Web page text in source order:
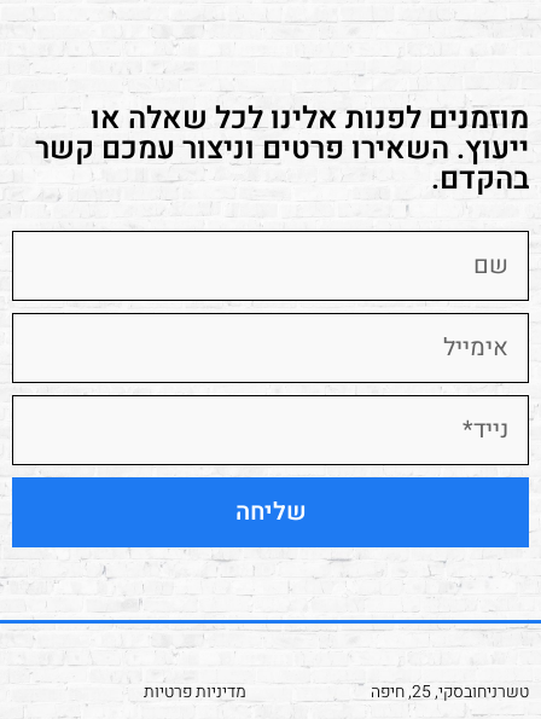
מוזמנים לפנות אלינו לכל שאלה או
ייעוץ. השאירו פרטים וניצור עמכם קשר
בהקדם.
שליחה
טשרניחובסקי, 25, חיפה
מדיניות פרטיות